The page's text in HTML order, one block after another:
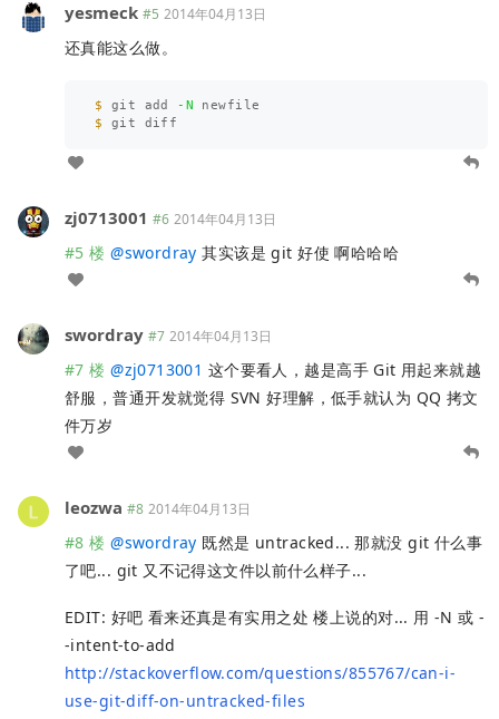
yesmeck #5 2014年04月13日
还真能这么做。
$ git add -N
$
zj0713001 #6 2014年04月13日
#5 楼 @swordray 其实该是 git 好使 啊哈哈哈
swordray #7 2014年04月13日
#7 楼 @zj0713001 这个要看人，越是高手 Git 用起来就越
舒服，普通开发就觉得 SVN 好理解，低手就认为 QQ 拷文
件万岁
leozwa #8 2014年04月13日
#8 楼 @swordray 既然是 untracked... 那就没 git 什么事
了吧... git 又不记得这文件以前什么样子...
EDIT: 好吧 看来还真是有实用之处 楼上说的对... 用 -N 或 -
-intent-to-add
http://stackoverflow.com/questions/855767/can-i-
use-git-diff-on-untracked-files